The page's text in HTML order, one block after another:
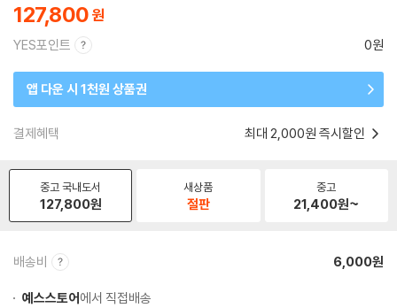
127,800
YES포인트 0원
앱 다운 시 1천원 상품권
결제혜택 최대 2,000원 즉시할인
중고 국내도서
127,800원
새상품
절판
중고
21,400원~
배송비 6,000원
예스스토어에서 직접배송